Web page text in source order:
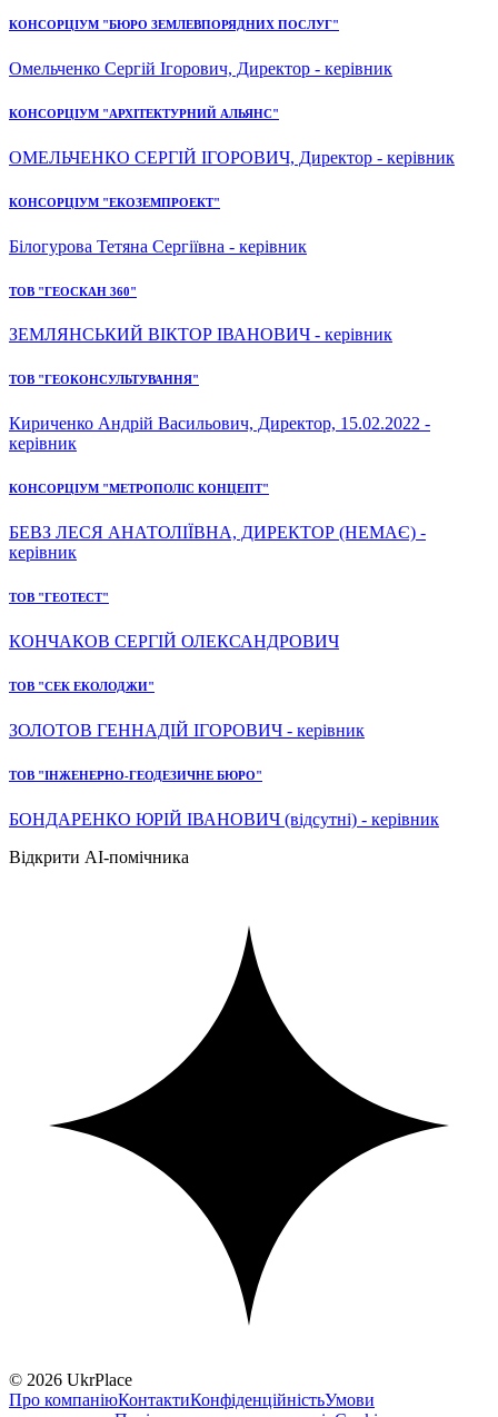
КОНСОРЦІУМ "БЮРО ЗЕМЛЕВПОРЯДНИХ ПОСЛУГ"
Омельченко Сергій Ігорович, Директор - керівник
КОНСОРЦІУМ "АРХІТЕКТУРНИЙ АЛЬЯНС"
ОМЕЛЬЧЕНКО СЕРГІЙ ІГОРОВИЧ, Директор - керівник
КОНСОРЦІУМ "ЕКОЗЕМПРОЕКТ"
Білогурова Тетяна Сергіївна - керівник
ТОВ "ГЕОСКАН 360"
ЗЕМЛЯНСЬКИЙ ВІКТОР ІВАНОВИЧ - керівник
ТОВ "ГЕОКОНСУЛЬТУВАННЯ"
Кириченко Андрій Васильович, Директор, 15.02.2022 -
керівник
КОНСОРЦІУМ "МЕТРОПОЛІС КОНЦЕПТ"
БЕВЗ ЛЕСЯ АНАТОЛІЇВНА, ДИРЕКТОР (НЕМАЄ) -
керівник
ТОВ "ГЕОТЕСТ"
КОНЧАКОВ СЕРГІЙ ОЛЕКСАНДРОВИЧ
ТОВ "СЕК ЕКОЛОДЖИ"
ЗОЛОТОВ ГЕННАДІЙ ІГОРОВИЧ - керівник
ТОВ "ІНЖЕНЕРНО-ГЕОДЕЗИЧНЕ БЮРО"
БОНДАРЕНКО ЮРІЙ ІВАНОВИЧ (відсутні) - керівник
Відкрити AI-помічника
© 2026 UkrPlace
Про компаніюКонтактиКонфіденційністьУмови